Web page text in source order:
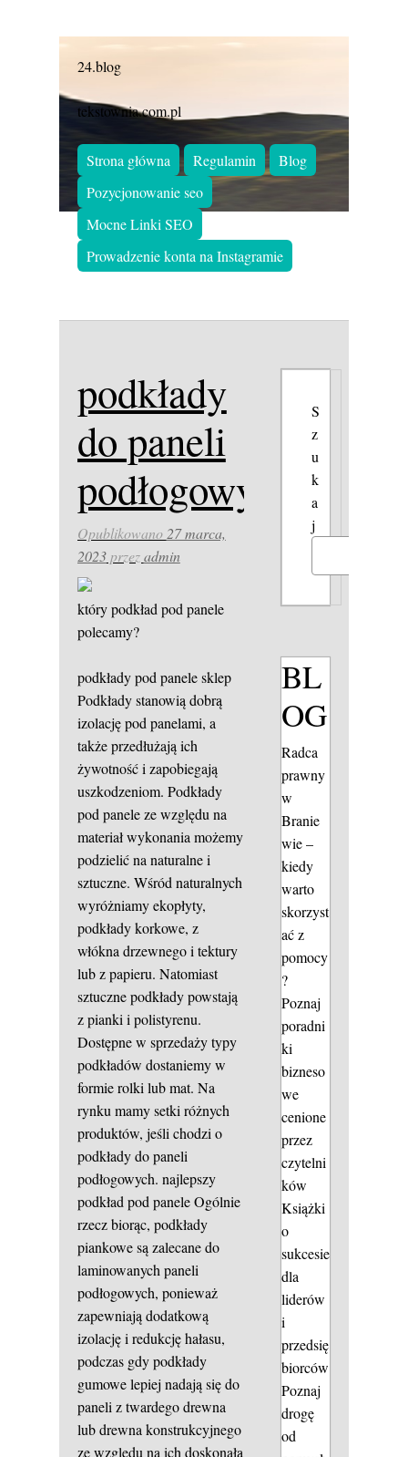
24.blog
tekstownia.com.pl
Strona główna Regulamin
Blog
Pozycjonowanie seo
Mocne Linki SEO
Prowadzenie konta na Instagramie
podkłady
do paneli
podłogowych
Opublikowano 27 marca,
2023przezadmin
który podkład pod panele
polecamy?
podkłady pod panele sklep
Podkłady stanowią dobrą
izolację pod panelami, a
także przedłużają ich
żywotność i zapobiegają
uszkodzeniom. Podkłady
pod panele ze względu na
materiał wykonania możemy
podzielić na naturalne i
sztuczne. Wśród naturalnych
wyróżniamy ekopłyty,
podkłady korkowe, z
włókna drzewnego i tektury
lub z papieru. Natomiast
sztuczne podkłady powstają
z pianki i polistyrenu.
Dostępne w sprzedaży typy
podkładów dostaniemy w
formie rolki lub mat. Na
rynku mamy setki różnych
produktów, jeśli chodzi o
podkłady do paneli
podłogowych. najlepszy
podkład pod paneleOgólnie
rzecz biorąc, podkłady
piankowe są zalecane do
laminowanych paneli
podłogowych, ponieważ
zapewniają dodatkową
izolację i redukcję hałasu,
podczas gdy podkłady
gumowe lepiej nadają się do
paneli z twardego drewna
lub drewna konstrukcyjnego
ze względu na ich doskonałą
S
z
u
k
a
j
BL
OG
Radca
prawny
w
Branie
wie –
kiedy
warto
skorzyst
ać z
pomocy
?
Poznaj
poradni
ki
bizneso
we
cenione
przez
czytelni
ków
Książki
o
sukcesie
dla
liderów
i
przedsię
biorców
Poznaj
drogę
od